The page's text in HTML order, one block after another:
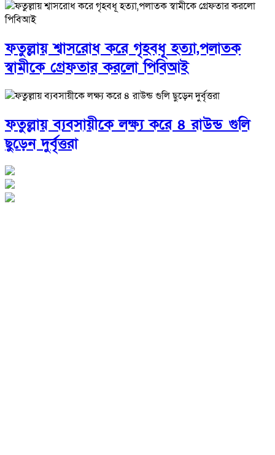
ফতুল্লায় শ্বাসরোধ করে গৃহবধূ হত্যা,পলাতক
স্বামীকে গ্রেফতার করলো পিবিআই
ফতুল্লায় ব্যবসায়ীকে লক্ষ্য করে ৪ রাউন্ড গুলি
ছুড়েন দুর্বৃত্তরা